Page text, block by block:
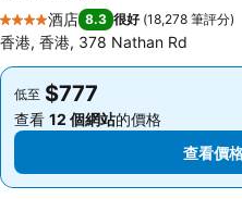
4 星級
酒店 8.3 很好 (18,278 筆評分)
香港, 香港, 378 Nathan Rd
低至 $777
查看 12 個網站的價格
查看
低至 $777
查看 12 個網站的價格
查看價